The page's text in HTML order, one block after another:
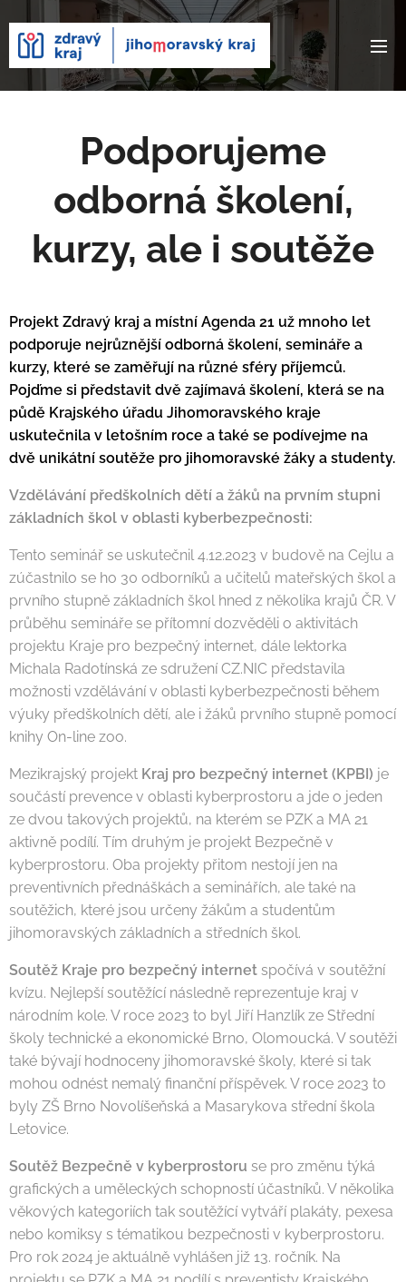
Podporujeme
odborná školení,
kurzy, ale i soutěže
Projekt Zdravý kraj a místní Agenda 21 už mnoho let
podporuje nejrůznější odborná školení, semináře a
kurzy, které se zaměřují na různé sféry příjemců.
Pojďme si představit dvě zajímavá školení, která se na
půdě Krajského úřadu Jihomoravského kraje
uskutečnila v letošním roce a také se podívejme na
dvě unikátní soutěže pro jihomoravské žáky a studenty.
Vzdělávání předškolních dětí a žáků na prvním stupni
základních škol v oblasti kyberbezpečnosti:
Tento seminář se uskutečnil 4.12.2023 v budově na Cejlu a
zúčastnilo se ho 30 odborníků a učitelů mateřských škol a
prvního stupně základních škol hned z několika krajů ČR. V
průběhu semináře se přítomní dozvěděli o aktivitách
projektu Kraje pro bezpečný internet, dále lektorka
Michala Radotínská ze sdružení CZ.NIC představila
možnosti vzdělávání v oblasti kyberbezpečnosti během
výuky předškolních dětí, ale i žáků prvního stupně pomocí
knihy On-line zoo.
Mezikrajský projekt Kraj pro bezpečný internet (KPBI) je
součástí prevence v oblasti kyberprostoru a jde o jeden
ze dvou takových projektů, na kterém se PZK a MA 21
aktivně podílí. Tím druhým je projekt Bezpečně v
kyberprostoru. Oba projekty přitom nestojí jen na
preventivních přednáškách a seminářích, ale také na
soutěžich, které jsou určeny žákům a studentům
jihomoravských základních a středních škol.
Soutěž Kraje pro bezpečný internet spočívá v soutěžní
kvízu. Nejlepší soutěžící následně reprezentuje kraj v
národním kole. V roce 2023 to byl Jiří Hanzlík ze Střední
školy technické a ekonomické Brno, Olomoucká. V soutěži
také bývají hodnoceny jihomoravské školy, které si tak
mohou odnést nemalý finanční příspěvek. V roce 2023 to
byly ZŠ Brno Novolíšeňská a Masarykova střední škola
Letovice.
Soutěž Bezpečně v kyberprostoru se pro změnu týká
grafických a uměleckých schopností účastníků. V několika
věkových kategoriích tak soutěžící vytváří plakáty, pexesa
nebo komiksy s tématikou bezpečnosti v kyberprostoru.
Pro rok 2024 je aktuálně vyhlášen již 13. ročník. Na